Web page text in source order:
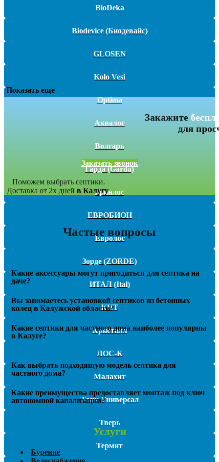
BioDeka
Biodevice (Биодевайс)
GLOSEN
Kolo Vesi
Optima
Аквалос
Волгарь
Гарда (Garda)
Гринлос
ЕВРОБИОН
Евролос
Зорде (ZORDE)
ИТАЛ (Ital)
КИТ
Кристалл
ЛОС-К
Малахит
Танк Универсал
Тверь
Термит
Показать еще
Закажите
для
Заказать звонок
Поможем выбрать септики.
Доставка от 2х дней в Калугу
Частые вопросы
Какие аксессуары могут пригодиться для септика на
даче?
Вы занимаетесь установкой септиков из бетонных
колец в Калужской области?
Какие септики для частного дома наиболее популярны
в Калуге?
Как выбрать подходящую модель септика для
частного дома?
Какие преимущества предоставляет монтаж под ключ
автономной канализации?
Услуги
Бурение